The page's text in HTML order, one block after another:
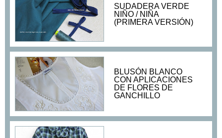
SUDADERA VERDE
NIÑO / NIÑA
(PRIMERA VERSIÓN)
BLUSÓN BLANCO
CON APLICACIONES
DE FLORES DE
GANCHILLO